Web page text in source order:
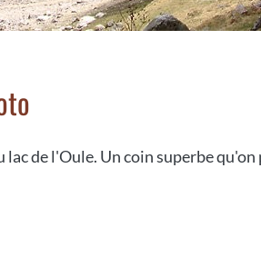
lac de l'Oule. Un coin superbe